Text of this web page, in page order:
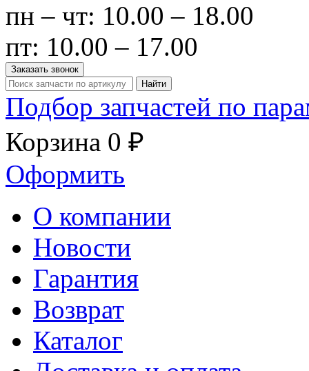
пн – чт: 10.00 – 18.00
пт: 10.00 – 17.00
Заказать звонок
Найти
Подбор запчастей по
Корзина 0 ₽
Оформить
О компании
Новости
Гарантия
Возврат
Каталог